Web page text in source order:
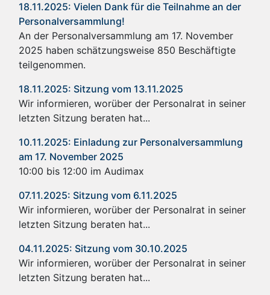
18.11.2025: Vielen Dank für die Teilnahme an der
Personalversammlung!
An der Personalversammlung am 17. November
2025 haben schätzungsweise 850 Beschäftigte
teilgenommen.
18.11.2025: Sitzung vom 13.11.2025
Wir informieren, worüber der Personalrat in seiner
letzten Sitzung beraten hat...
10.11.2025: Einladung zur Personalversammlung
am 17. November 2025
10:00 bis 12:00 im Audimax
07.11.2025: Sitzung vom 6.11.2025
Wir informieren, worüber der Personalrat in seiner
letzten Sitzung beraten hat...
04.11.2025: Sitzung vom 30.10.2025
Wir informieren, worüber der Personalrat in seiner
letzten Sitzung beraten hat...